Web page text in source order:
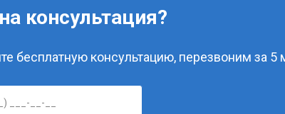
консультация?
бесплатную консультацию, перезвоним за 5